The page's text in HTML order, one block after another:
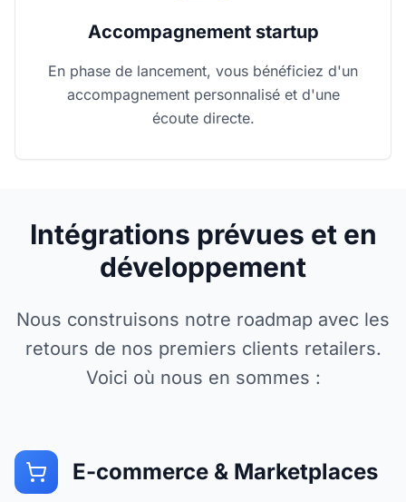
Accompagnement startup
En phase de lancement, vous bénéficiez d'un
accompagnement personnalisé et d'une
écoute directe.
Intégrations prévues et en
développement
Nous construisons notre roadmap avec les
retours de nos premiers clients retailers.
Voici où nous en sommes :
E-commerce & Marketplaces